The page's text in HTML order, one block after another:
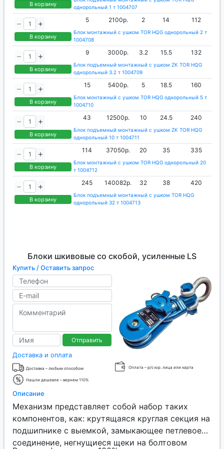
В корзину
однорольный 1 т 1004707
В корзину
5 2100р. 2 14 112
Блок монтажный с ушком TOR HQG однорольный 2 т
1004708
В корзину
9 3000р. 3.2 15.5 132
Блок подъемный монтажный с ушком ZK TOR HQG
однорольный 3.2 т 1004709
В корзину
15 5400р. 5 18.5 160
Блок монтажный с ушком TOR HQG однорольный 5 т
1004710
В корзину
43 12500р. 10 24.5 240
Блок подъемный монтажный с ушком ZK TOR HQG
однорольный 10 т 1004711
В корзину
114 37050р. 20 35 335
Блок монтажный с ушком TOR HQG однорольный 20
т 1004712
В корзину
245 140082р. 32 38 420
Блок подъемный монтажный с ушком TOR HQG
однорольный 32 т 1004713
Блоки шкивовые со скобой, усиленные LS
Купить / Оставить запрос
Отправить
Доставка и оплата
Доставка – любым способом Оплата – р/с юр. лица или карта
Нашли дешевле – вернем 110%
Описание
Механизм представляет собой набор таких
компонентов, как: крутящаяся круглая секция на
подшипнике с выемкой, замыкающее петлевое
соединение, негнущиеся щеки на болтовом